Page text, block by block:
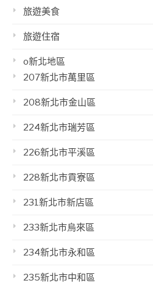
旅遊美食
旅遊住宿
o新北地區
207新北市萬里區
208新北市金山區
224新北市瑞芳區
226新北市平溪區
228新北市貢寮區
231新北市新店區
233新北市烏來區
234新北市永和區
235新北市中和區